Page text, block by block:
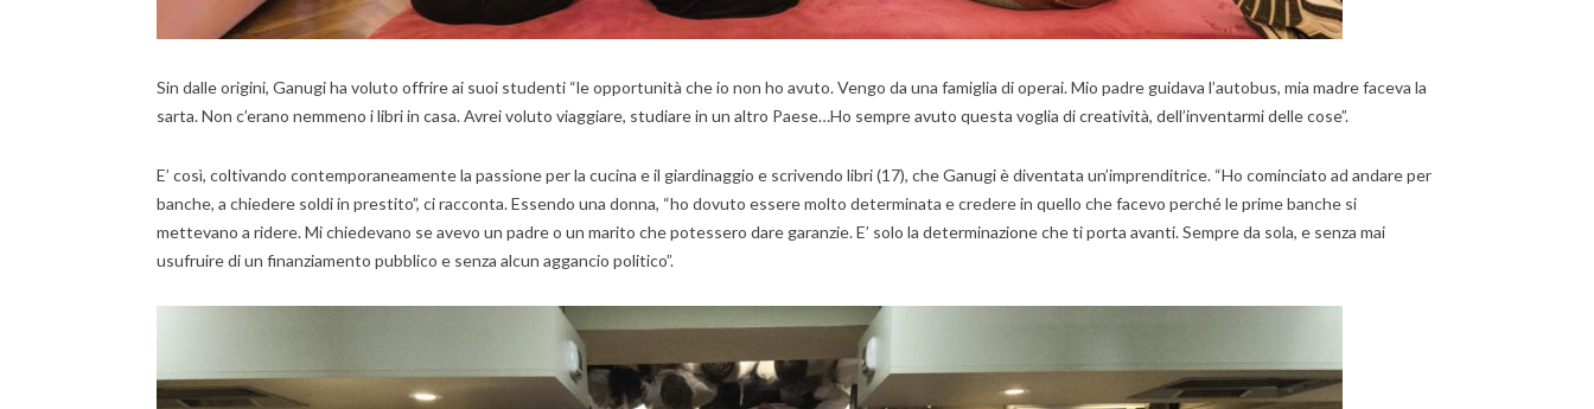
Sin dalle origini, Ganugi ha voluto offrire ai suoi studenti “le opportunità che io non ho avuto. Vengo da una famiglia di operai. Mio padre guidava l’autobus, mia madre faceva la
sarta. Non c’erano nemmeno i libri in casa. Avrei voluto viaggiare, studiare in un altro Paese…Ho sempre avuto questa voglia di creatività, dell’inventarmi delle cose”.
E’ così, coltivando contemporaneamente la passione per la cucina e il giardinaggio e scrivendo libri (17), che Ganugi è diventata un’imprenditrice. “Ho cominciato ad andare per
banche, a chiedere soldi in prestito”, ci racconta. Essendo una donna, “ho dovuto essere molto determinata e credere in quello che facevo perché le prime banche si
mettevano a ridere. Mi chiedevano se avevo un padre o un marito che potessero dare garanzie. E’ solo la determinazione che ti porta avanti. Sempre da sola, e senza mai
usufruire di un finanziamento pubblico e senza alcun aggancio politico”.